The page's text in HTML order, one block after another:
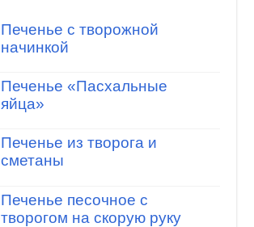
Печенье с творожной
начинкой
Печенье «Пасхальные
яйца»
Печенье из творога и
сметаны
Печенье песочное с
творогом на скорую руку